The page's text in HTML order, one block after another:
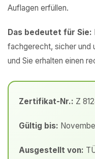
Auflagen erfüllen.
Das bedeutet für Sie:
fachgerecht, sicher und
und Sie erhalten einen
Zertifikat-Nr.: Z
Gültig bis:
Ausgestellt von: